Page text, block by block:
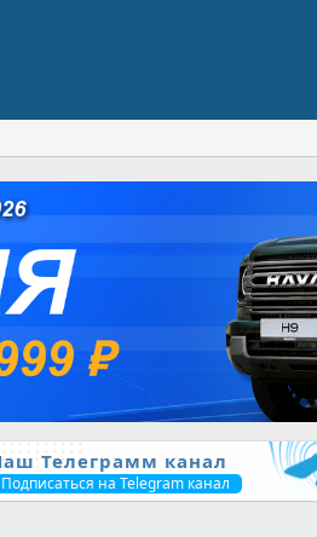
Телеграмм канал
Подписаться на Telegram канал